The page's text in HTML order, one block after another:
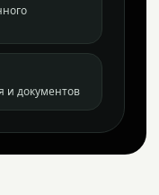
и документов